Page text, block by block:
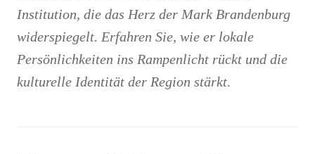
Institution, die das Herz der Mark Brandenburg
widerspiegelt. Erfahren Sie, wie er lokale
Persönlichkeiten ins Rampenlicht rückt und die
kulturelle Identität der Region stärkt.